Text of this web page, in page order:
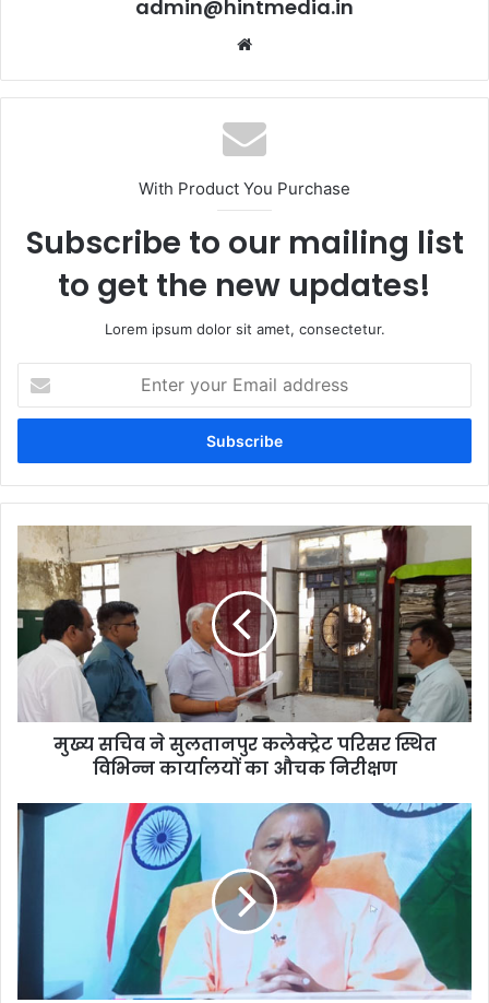
admin@hintmedia.in
With Product You Purchase
Subscribe to our mailing list
to get the new updates!
Lorem ipsum dolor sit amet, consectetur.
your
Email
मुख्य सचिव ने सुलतानपुर कलेक्ट्रेट परिसर स्थित
विभिन्न कार्यालयों का औचक निरीक्षण